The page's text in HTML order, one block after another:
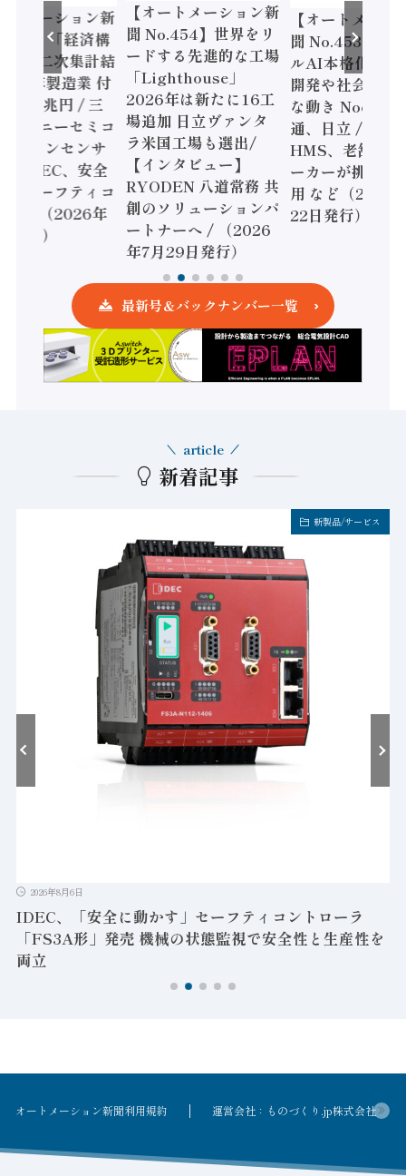
ーション新
】「経済構
二次集計結
製造業 付
兆円 / 三
ニーセミコ
ンセンサ
、安全
ーフティコ
（2026年
【オートメーション新
聞 No.454】世界をリ
ードする先進的な工場
「Lighthouse」
2026年は新たに16工
場追加 日立ヴァンタ
ラ米国工場も選出/
【インタビュー】
RYODEN 八道常務 共
創のソリューションパ
ートナーへ / （2026
年7月29日発行）
【オートメーショ
聞 No.453】フィジ
ルAI本格化へ 国産
開発や社会実装に
な動き Noetra、富
通、日立 / 兵神装
HMS、老舗ポンプ
ーカーが挑むデー
用 など（2026年7
22日発行）
最新号＆バックナンバー一覧
新着記事
article
新製品/サービス
8月6日
、「安全に動かす」セーフティコントローラ
形」発売 機械の状態監視で安全性と生産性を
オートメーション新聞利用規約 運営会社：ものづくり.jp株式会社